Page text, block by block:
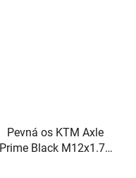
Pevná os KTM Axle
Prime Black M12x1.75